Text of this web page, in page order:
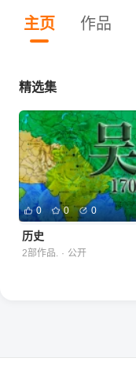
主页 作品
精选集
0 0 0
历史
2部作品. · 公开